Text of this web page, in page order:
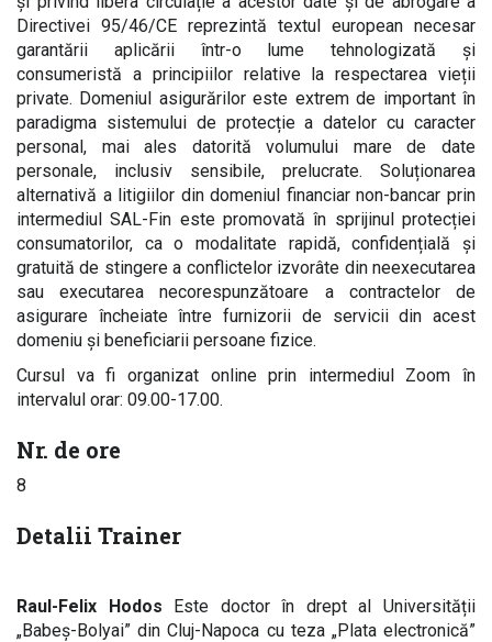
Directivei 95/46/CE reprezintă textul european necesar
garantării aplicării într-o lume tehnologizată și
consumeristă a principiilor relative la respectarea vieții
private. Domeniul asigurărilor este extrem de important în
paradigma sistemului de protecție a datelor cu caracter
personal, mai ales datorită volumului mare de date
personale, inclusiv sensibile, prelucrate. Soluționarea
alternativă a litigiilor din domeniul financiar non-bancar prin
intermediul SAL-Fin este promovată în sprijinul protecției
consumatorilor, ca o modalitate rapidă, confidențială și
gratuită de stingere a conflictelor izvorâte din neexecutarea
sau executarea necorespunzătoare a contractelor de
asigurare încheiate între furnizorii de servicii din acest
domeniu și beneficiarii persoane fizice.
Cursul va fi organizat online prin intermediul Zoom în
intervalul orar: 09.00-17.00.
Nr. de ore
8
Detalii Trainer
Raul-Felix Hodos Este doctor în drept al Universității
„Babeș-Bolyai” din Cluj-Napoca cu teza „Plata electronică”